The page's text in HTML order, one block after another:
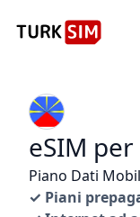
eSIM
Piano Dati
✓ Piani